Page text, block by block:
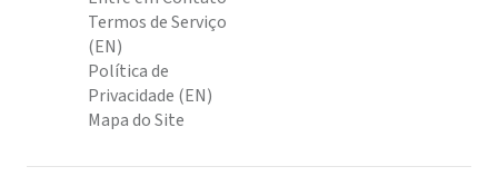
Termos de Serviço
(EN)
Política de
Privacidade (EN)
Mapa do Site